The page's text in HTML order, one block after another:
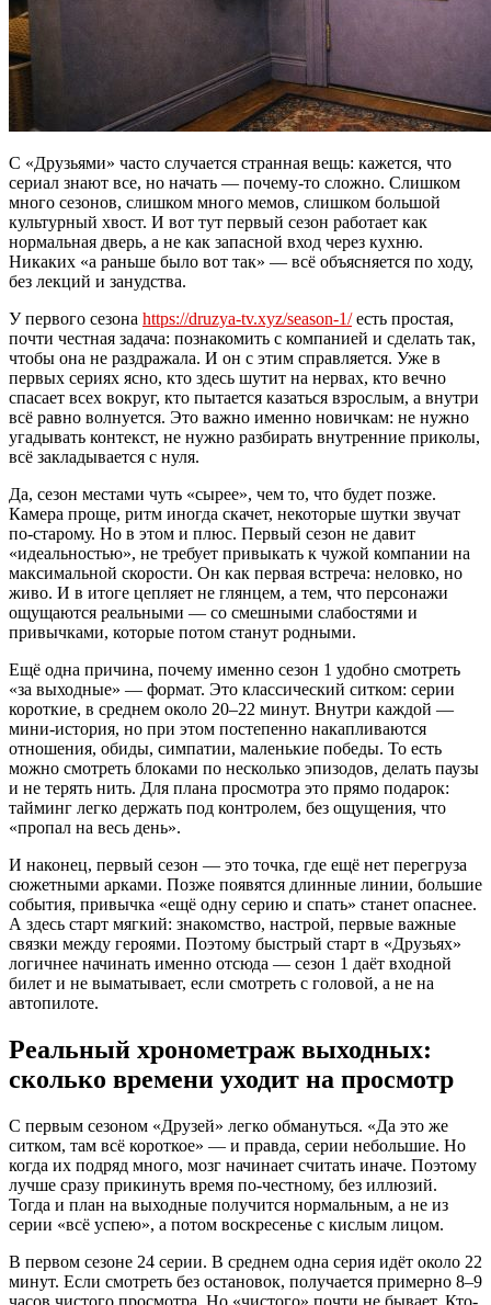
С «Друзьями» часто случается странная вещь: кажется, что
сериал знают все, но начать — почему-то сложно. Слишком
много сезонов, слишком много мемов, слишком большой
культурный хвост. И вот тут первый сезон работает как
нормальная дверь, а не как запасной вход через кухню.
Никаких «а раньше было вот так» — всё объясняется по ходу,
без лекций и занудства.
У первого сезона https://druzya-tv.xyz/season-1/есть простая,
почти честная задача: познакомить с компанией и сделать так,
чтобы она не раздражала. И он с этим справляется. Уже в
первых сериях ясно, кто здесь шутит на нервах, кто вечно
спасает всех вокруг, кто пытается казаться взрослым, а внутри
всё равно волнуется. Это важно именно новичкам: не нужно
угадывать контекст, не нужно разбирать внутренние приколы,
всё закладывается с нуля.
Да, сезон местами чуть «сырее», чем то, что будет позже.
Камера проще, ритм иногда скачет, некоторые шутки звучат
по-старому. Но в этом и плюс. Первый сезон не давит
«идеальностью», не требует привыкать к чужой компании на
максимальной скорости. Он как первая встреча: неловко, но
живо. И в итоге цепляет не глянцем, а тем, что персонажи
ощущаются реальными — со смешными слабостями и
привычками, которые потом станут родными.
Ещё одна причина, почему именно сезон 1 удобно смотреть
«за выходные» — формат. Это классический ситком: серии
короткие, в среднем около 20–22 минут. Внутри каждой —
мини-история, но при этом постепенно накапливаются
отношения, обиды, симпатии, маленькие победы. То есть
можно смотреть блоками по несколько эпизодов, делать паузы
и не терять нить. Для плана просмотра это прямо подарок:
тайминг легко держать под контролем, без ощущения, что
«пропал на весь день».
И наконец, первый сезон — это точка, где ещё нет перегруза
сюжетными арками. Позже появятся длинные линии, большие
события, привычка «ещё одну серию и спать» станет опаснее.
А здесь старт мягкий: знакомство, настрой, первые важные
связки между героями. Поэтому быстрый старт в «Друзьях»
логичнее начинать именно отсюда — сезон 1 даёт входной
билет и не выматывает, если смотреть с головой, а не на
автопилоте.
Реальный хронометраж выходных:
сколько времени уходит на просмотр
С первым сезоном «Друзей» легко обмануться. «Да это же
ситком, там всё короткое» — и правда, серии небольшие. Но
когда их подряд много, мозг начинает считать иначе. Поэтому
лучше сразу прикинуть время по-честному, без иллюзий.
Тогда и план на выходные получится нормальным, а не из
серии «всё успею», а потом воскресенье с кислым лицом.
В первом сезоне 24 серии. В среднем одна серия идёт около 22
минут. Если смотреть без остановок, получается примерно 8–9
часов чистого просмотра. Но «чистого» почти не бывает. Кто-